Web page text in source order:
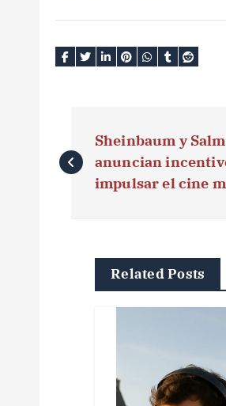
a
Sheinbaum y
anuncian
impulsar el cine
Related Posts